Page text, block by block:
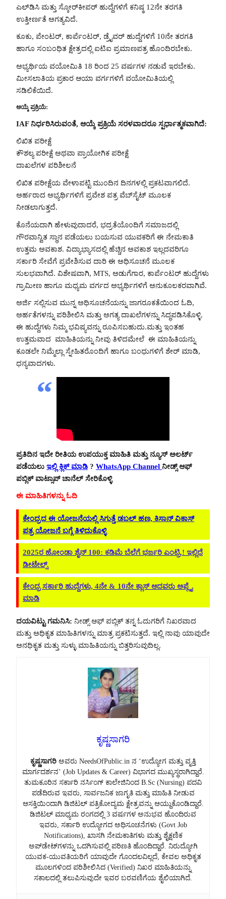
ಎಲ್‌ಡಿಸಿ ಮತ್ತು ಸ್ಕೋರ್‌ಕೀಪರ್ ಹುದ್ದೆಗಳಿಗೆ ಕನಿಷ್ಠ 12ನೇ ತರಗತಿ
ಉತ್ತೀರ್ಣತೆ ಅಗತ್ಯವಿದೆ.
ಕೂಕು, ಪೇಂಟರ್, ಕಾರ್ಪೆಂಟರ್, ಡ್ರೈವರ್ ಹುದ್ದೆಗಳಿಗೆ 10ನೇ ತರಗತಿ
ಹಾಗೂ ಸಂಬಂಧಿತ ಕ್ಷೇತ್ರದಲ್ಲಿ ಐಟಿಐ ಪ್ರಮಾಣಪತ್ರ ಹೊಂದಿರಬೇಕು.
ಅಭ್ಯರ್ಥಿಯ ವಯೋಮಿತಿ 18 ರಿಂದ 25 ವರ್ಷಗಳ ನಡುವೆ ಇರಬೇಕು.
ಮೀಸಲಾತಿಯ ಪ್ರಕಾರ ಆಯಾ ವರ್ಗಗಳಿಗೆ ವಯೋಮಿತಿಯಲ್ಲಿ
ಸಡಿಲಿಕೆಯಿದೆ.
ಆಯ್ಕೆ ಪ್ರಕ್ರಿಯೆ:
IAF ನಿರ್ಧರಿಸಿರುವಂತೆ, ಆಯ್ಕೆ ಪ್ರಕ್ರಿಯೆ ಸರಳವಾದರೂ ಸ್ಪರ್ಧಾತ್ಮಕವಾಗಿದೆ:
ಲಿಖಿತ ಪರೀಕ್ಷೆ
ಕೌಶಲ್ಯ ಪರೀಕ್ಷೆ ಅಥವಾ ಪ್ರಾಯೋಗಿಕ ಪರೀಕ್ಷೆ
ದಾಖಲೆಗಳ ಪರಿಶೀಲನೆ
ಲಿಖಿತ ಪರೀಕ್ಷೆಯ ವೇಳಾಪಟ್ಟಿ ಮುಂದಿನ ದಿನಗಳಲ್ಲಿ ಪ್ರಕಟವಾಗಲಿದೆ.
ಅರ್ಹರಾದ ಅಭ್ಯರ್ಥಿಗಳಿಗೆ ಪ್ರವೇಶ ಪತ್ರ ವೆಬ್‌ಸೈಟ್ ಮೂಲಕ
ನೀಡಲಾಗುತ್ತದೆ.
ಕೊನೆಯದಾಗಿ ಹೇಳುವುದಾದರೆ, ಭದ್ರತೆಯೊಂದಿಗೆ ಸಮಾಜದಲ್ಲಿ
ಗೌರವಾನ್ವಿತ ಸ್ಥಾನ ಪಡೆಯಲು ಬಯಸುವ ಯುವಕರಿಗೆ ಈ ನೇಮಕಾತಿ
ಉತ್ತಮ ಅವಕಾಶ. ವಿದ್ಯಾಭ್ಯಾಸದಲ್ಲಿ ಹೆಚ್ಚಿನ ಅವಕಾಶ ಇಲ್ಲದವರಿಗೂ
ಸರ್ಕಾರಿ ಸೇವೆಗೆ ಪ್ರವೇಶಿಸುವ ದಾರಿ ಈ ಅಧಿಸೂಚನೆ ಮೂಲಕ
ಸುಲಭವಾಗಿದೆ. ವಿಶೇಷವಾಗಿ, MTS, ಅಡುಗೆಗಾರ, ಕಾರ್ಪೆಂಟರ್ ಹುದ್ದೆಗಳು
ಗ್ರಾಮೀಣ ಹಾಗೂ ಮಧ್ಯಮ ವರ್ಗದ ಅಭ್ಯರ್ಥಿಗಳಿಗೆ ಅನುಕೂಲಕರವಾಗಿವೆ.
ಅರ್ಜಿ ಸಲ್ಲಿಸುವ ಮುನ್ನ ಅಧಿಸೂಚನೆಯನ್ನು ಜಾಗರೂಕತೆಯಿಂದ ಓದಿ,
ಅರ್ಹತೆಗಳನ್ನು ಪರಿಶೀಲಿಸಿ ಮತ್ತು ಅಗತ್ಯ ದಾಖಲೆಗಳನ್ನು ಸಿದ್ಧಪಡಿಸಿಕೊಳ್ಳಿ.
ಈ ಹುದ್ದೆಗಳು ನಿಮ್ಮ ಭವಿಷ್ಯವನ್ನು ರೂಪಿಸಬಹುದು.ಮತ್ತು ಇಂತಹ
ಉತ್ತಮವಾದ ಮಾಹಿತಿಯನ್ನು ನೀವು ತಿಳಿದಮೇಲೆ ಈ ಮಾಹಿತಿಯನ್ನು
ಕೂಡಲೇ ನಿಮ್ಮೆಲ್ಲಾ ಸ್ನೇಹಿತರೊಂದಿಗೆ ಹಾಗೂ ಬಂಧುಗಳಿಗೆ ಶೇರ್ ಮಾಡಿ,
ಧನ್ಯವಾದಗಳು.
ಪ್ರತಿದಿನ ಇದೇ ರೀತಿಯ ಉಪಯುಕ್ತ ಮಾಹಿತಿ ಮತ್ತು ನ್ಯೂಸ್ ಅಲರ್ಟ್
ಪಡೆಯಲು ಇಲ್ಲಿ ಕ್ಲಿಕ್ ಮಾಡಿ ? WhatsApp Channel ನೀಡ್ಸ್ ಆಫ್
ಪಬ್ಲಿಕ್ ವಾಟ್ಸಾಪ್ ಚಾನೆಲ್ ಸೇರಿಕೊಳ್ಳಿ
ಈ ಮಾಹಿತಿಗಳನ್ನು ಓದಿ
ಕೇಂದ್ರದ ಈ ಯೋಜನೆಯಲ್ಲಿ ಸಿಗುತ್ತೆ ಡಬಲ್ ಹಣ, ಕಿಸಾನ್ ವಿಕಾಸ್
ಪತ್ರ ಯೋಜನೆ ಬಗ್ಗೆ ತಿಳಿದುಕೊಳ್ಳಿ
2025ರ ಹೋಂಡಾ ಶೈನ್ 100: ಕಡಿಮೆ ಬೆಲೆಗೆ ಭರ್ಜರಿ ಎಂಟ್ರಿ.! ಇಲ್ಲಿದೆ
ಡೀಟೇಲ್ಸ್
ಕೇಂದ್ರ ಸರ್ಕಾರಿ ಹುದ್ದೆಗಳು, 4ನೇ & 10ನೇ ಕ್ಲಾಸ್ ಆದವರು ಅಪ್ಲೈ
ಮಾಡಿ
ದಯವಿಟ್ಟು ಗಮನಿಸಿ: ನೀಡ್ಸ್ ಆಫ್ ಪಬ್ಲಿಕ್ ತನ್ನ ಓದುಗರಿಗೆ ನಿಖರವಾದ
ಮತ್ತು ಅಧಿಕೃತ ಮಾಹಿತಿಗಳನ್ನು ಮಾತ್ರ ಪ್ರಕಟಿಸುತ್ತದೆ. ಇಲ್ಲಿ ನಾವು ಯಾವುದೇ
ಅನಧಿಕೃತ ಮತ್ತು ಸುಳ್ಳು ಮಾಹಿತಿಯನ್ನು ಬಿತ್ತರಿಸುವುದಿಲ್ಲ.
ಕೃಷ್ಣಸಾಗರಿ
ಕೃಷ್ಣಸಾಗರಿ ಅವರು NeedsOfPublic.in ನ ‘ಉದ್ಯೋಗ ಮತ್ತು ವೃತ್ತಿ
ಮಾರ್ಗದರ್ಶನ’ (Job Updates & Career) ವಿಭಾಗದ ಮುಖ್ಯಸ್ಥರಾಗಿದ್ದಾರೆ.
ತುಮಕೂರಿನ ಸರ್ಕಾರಿ ನರ್ಸಿಂಗ್ ಕಾಲೇಜಿನಿಂದ B.Sc (Nursing) ಪದವಿ
ಪಡೆದಿರುವ ಇವರು, ಸಾರ್ವಜನಿಕ ಜಾಗೃತಿ ಮತ್ತು ಮಾಹಿತಿ ನೀಡುವ
ಆಸಕ್ತಿಯಿಂದಾಗಿ ಡಿಜಿಟಲ್ ಪತ್ರಿಕೋದ್ಯಮ ಕ್ಷೇತ್ರವನ್ನು ಆಯ್ದುಕೊಂಡಿದ್ದಾರೆ.
ಡಿಜಿಟಲ್ ಮಾಧ್ಯಮ ರಂಗದಲ್ಲಿ 3 ವರ್ಷಗಳ ಅನುಭವ ಹೊಂದಿರುವ
ಇವರು, ಸರ್ಕಾರಿ ಉದ್ಯೋಗದ ಅಧಿಸೂಚನೆಗಳು (Govt Job
Notifications), ಖಾಸಗಿ ನೇಮಕಾತಿಗಳು ಮತ್ತು ಶೈಕ್ಷಣಿಕ
ಅಪ್‌ಡೇಟ್‌ಗಳನ್ನು ಒದಗಿಸುವಲ್ಲಿ ಪರಿಣತಿ ಹೊಂದಿದ್ದಾರೆ. ನಿರುದ್ಯೋಗಿ
ಯುವಕ-ಯುವತಿಯರಿಗೆ ಯಾವುದೇ ಗೊಂದಲವಿಲ್ಲದೆ, ಕೇವಲ ಅಧಿಕೃತ
ಮೂಲಗಳಿಂದ ಪರಿಶೀಲಿಸಿದ (Verified) ನಿಖರ ಮಾಹಿತಿಯನ್ನು
ಸಕಾಲದಲ್ಲಿ ತಲುಪಿಸುವುದೇ ಇವರ ಬರವಣಿಗೆಯ ಶೈಲಿಯಾಗಿದೆ.